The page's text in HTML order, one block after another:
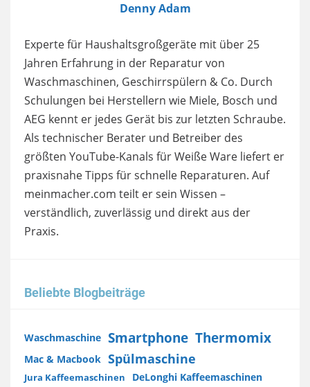
Denny Adam
Experte für Haushaltsgroßgeräte mit über 25
Jahren Erfahrung in der Reparatur von
Waschmaschinen, Geschirrspülern & Co. Durch
Schulungen bei Herstellern wie Miele, Bosch und
AEG kennt er jedes Gerät bis zur letzten Schraube.
Als technischer Berater und Betreiber des
größten YouTube-Kanals für Weiße Ware liefert er
praxisnahe Tipps für schnelle Reparaturen. Auf
meinmacher.com teilt er sein Wissen –
verständlich, zuverlässig und direkt aus der
Praxis.
Beliebte Blogbeiträge
Waschmaschine Smartphone Thermomix
Mac & Macbook Spülmaschine
Jura Kaffeemaschinen DeLonghi Kaffeemaschinen